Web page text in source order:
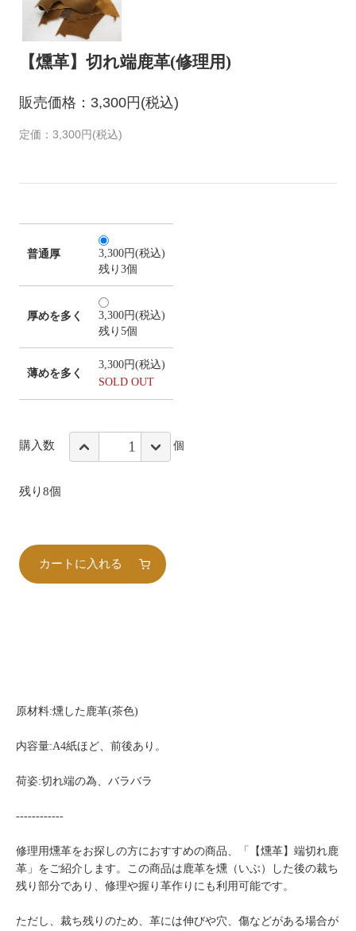
【燻革】切れ端鹿革(修理用)
販売価格：3,300円(税込)
定価：3,300円(税込)
普通厚
3,300円(税込)
残り3個
厚めを多く
3,300円(税込)
残り5個
薄めを多く
3,300円(税込)
SOLD OUT
購入数 個
残り8個
カートに入れる
原材料:燻した鹿革(茶色)
内容量:A4紙ほど、前後あり。
荷姿:切れ端の為、バラバラ
------------
修理用燻革をお探しの方におすすめの商品、「【燻革】端切れ鹿
革」をご紹介します。この商品は鹿革を燻（いぶ）した後の裁ち
残り部分であり、修理や握り革作りにも利用可能です。
ただし、裁ち残りのため、革には伸びや穴、傷などがある場合が